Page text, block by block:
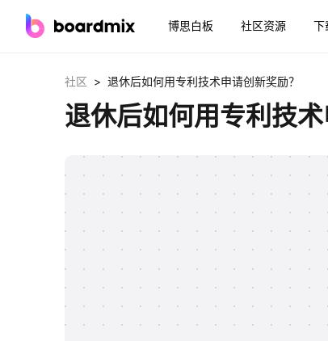
博思白板 社区资源 下
社区 > 退休后如何用专利技术申请创新奖励？
退休后如何用专利技术